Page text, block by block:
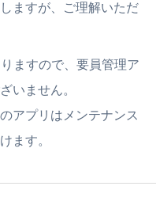
ますが、ご理解いただ
ますので、要員管理ア
いません。
アプリはメンテナンス
ます。